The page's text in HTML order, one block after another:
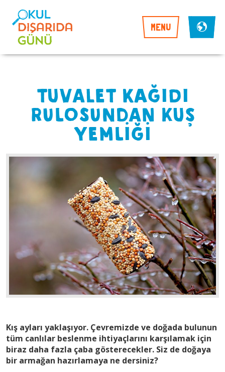
MENU
TUVALET KAĞIDI
RULOSUNDAN KUŞ
YEMLİĞİ
Kış ayları yaklaşıyor. Çevremizde ve doğada bulunun
tüm canlılar beslenme ihtiyaçlarını karşılamak için
biraz daha fazla çaba gösterecekler. Siz de doğaya
bir armağan hazırlamaya ne dersiniz?